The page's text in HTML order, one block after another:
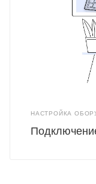
НАСТРОЙКА